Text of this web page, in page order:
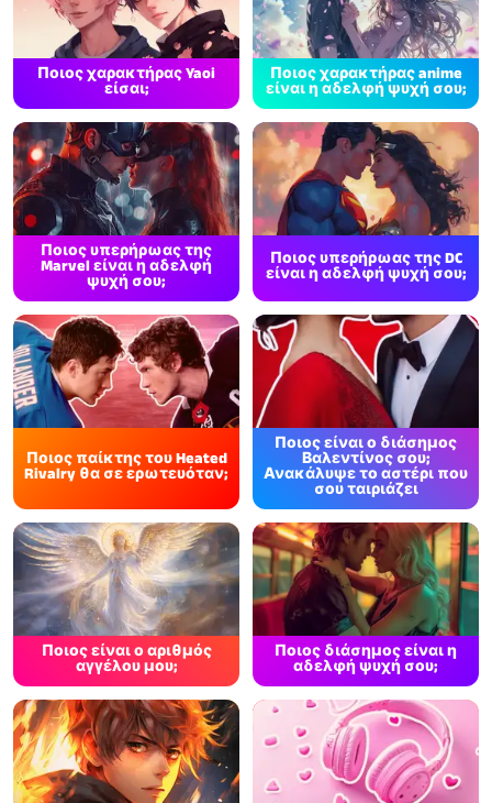
Ποιος χαρακτήρας Yaoi
είσαι;
Ποιος χαρακτήρας anime
είναι η αδελφή ψυχή σου;
Ποιος υπερήρωας της
Marvel είναι η αδελφή
ψυχή σου;
Ποιος υπερήρωας της DC
είναι η αδελφή ψυχή σου;
Ποιος παίκτης του Heated
Rivalry θα σε ερωτευόταν;
Ποιος είναι ο διάσημος
Βαλεντίνος σου;
Ανακάλυψε το αστέρι που
σου ταιριάζει
Ποιος είναι ο αριθμός
αγγέλου μου;
Ποιος διάσημος είναι η
αδελφή ψυχή σου;